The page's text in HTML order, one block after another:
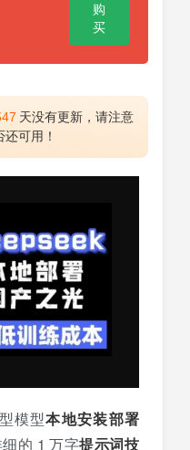
购
买
天没有更新，请注意
可用！
模型本地安装部署
的 1 万字提示词技